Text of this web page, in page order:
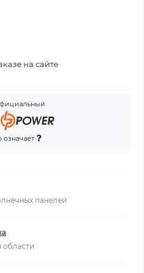
на сайте
означает
панелей
области